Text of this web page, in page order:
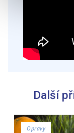
sdílíme se
analýzy.
Další
Opravy